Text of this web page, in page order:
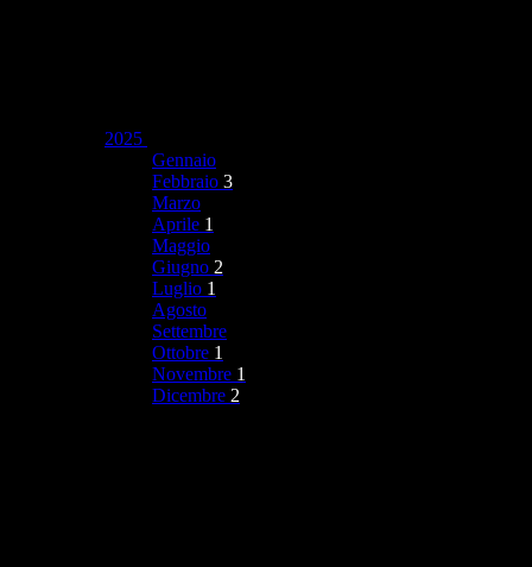
2025
Gennaio
Febbraio 3
Marzo
Aprile 1
Maggio
Giugno 2
Luglio 1
Agosto
Settembre
Ottobre 1
Novembre 1
Dicembre 2